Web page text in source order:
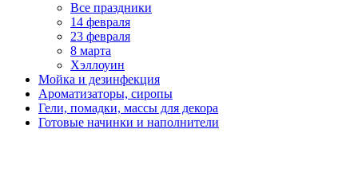
Все праздники
14 февраля
23 февраля
8 марта
Хэллоуин
Мойка и дезинфекция
Ароматизаторы, сиропы
Гели, помадки, массы для декора
Готовые начинки и наполнители